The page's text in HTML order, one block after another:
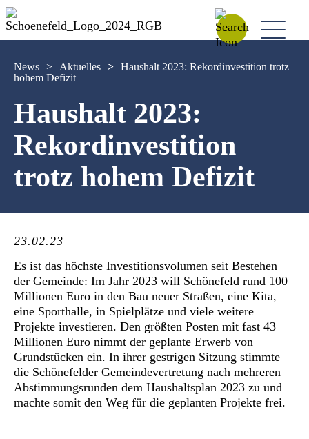
News > Aktuelles > Haushalt 2023: Rekordinvestition trotz
hohem Defizit
Haushalt 2023:
Rekordinvestition
trotz hohem Defizit
23.02.23
Es ist das höchste Investitionsvolumen seit Bestehen
der Gemeinde: Im Jahr 2023 will Schönefeld rund 100
Millionen Euro in den Bau neuer Straßen, eine Kita,
eine Sporthalle, in Spielplätze und viele weitere
Projekte investieren. Den größten Posten mit fast 43
Millionen Euro nimmt der geplante Erwerb von
Grundstücken ein. In ihrer gestrigen Sitzung stimmte
die Schönefelder Gemeindevertretung nach mehreren
Abstimmungsrunden dem Haushaltsplan 2023 zu und
machte somit den Weg für die geplanten Projekte frei.